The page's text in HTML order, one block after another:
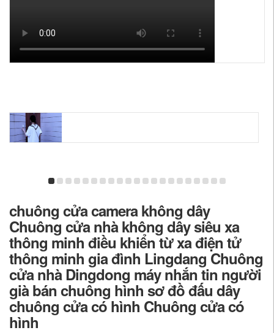
chuông cửa camera không dây
Chuông cửa nhà không dây siêu xa
thông minh điều khiển từ xa điện tử
thông minh gia đình Lingdang Chuông
cửa nhà Dingdong máy nhắn tin người
già bán chuông hình sơ đồ đấu dây
chuông cửa có hình Chuông cửa có
hình